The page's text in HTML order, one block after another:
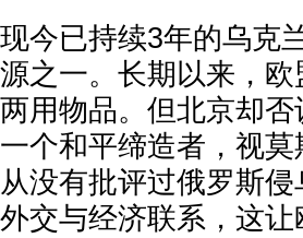
现今已持续3年的乌克
源之一。长期以来，
两用物品。但北京却
一个和平缔造者，视
从没有批评过俄罗斯
外交与经济联系，这